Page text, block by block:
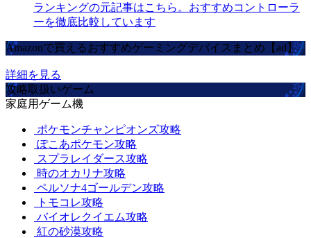
ランキングの元記事はこちら。おすすめコントローラ
ーを徹底比較しています
Amazonで買えるおすすめゲーミングデバイスまとめ【ad】
詳細を見る
攻略取扱いゲーム
家庭用ゲーム機
ポケモンチャンピオンズ攻略
ぽこあポケモン攻略
スプラレイダース攻略
時のオカリナ攻略
ペルソナ4ゴールデン攻略
トモコレ攻略
バイオレクイエム攻略
紅の砂漠攻略